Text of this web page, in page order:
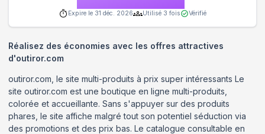
Expire le 31 déc. 2026 Utilisé 3 fois Vérifié
Réalisez des économies avec les offres attractives
d'outiror.com
outiror.com, le site multi-produits à prix super intéressants Le
site outiror.com est une boutique en ligne multi-produits,
colorée et accueillante. Sans s'appuyer sur des produits
phares, le site affiche malgré tout son potentiel séduction via
des promotions et des prix bas. Le catalogue consultable en